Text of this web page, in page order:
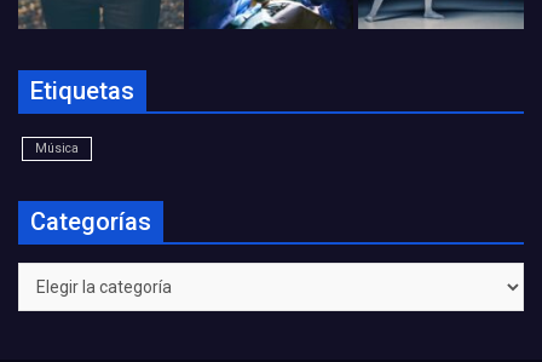
Etiquetas
Música
Categorías
Categorías